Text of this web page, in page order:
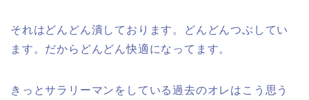
それはどんどん潰しております。どんどんつぶしてい
ます。だからどんどん快適になってます。
きっとサラリーマンをしている過去のオレはこう思う